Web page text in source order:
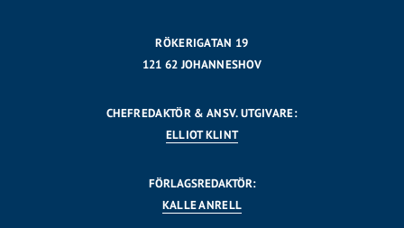
RÖKERIGATAN 19
121 62 JOHANNESHOV
CHEFREDAKTÖR & ANSV. UTGIVARE:
ELLIOT KLINT
FÖRLAGSREDAKTÖR:
KALLE ANRELL